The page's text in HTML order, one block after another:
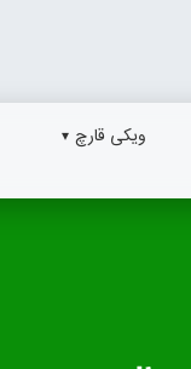
ویکی قارچ